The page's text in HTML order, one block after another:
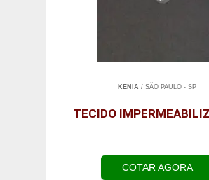
KENIA / SÃO PAULO - SP
TECIDO
COTAR AGORA